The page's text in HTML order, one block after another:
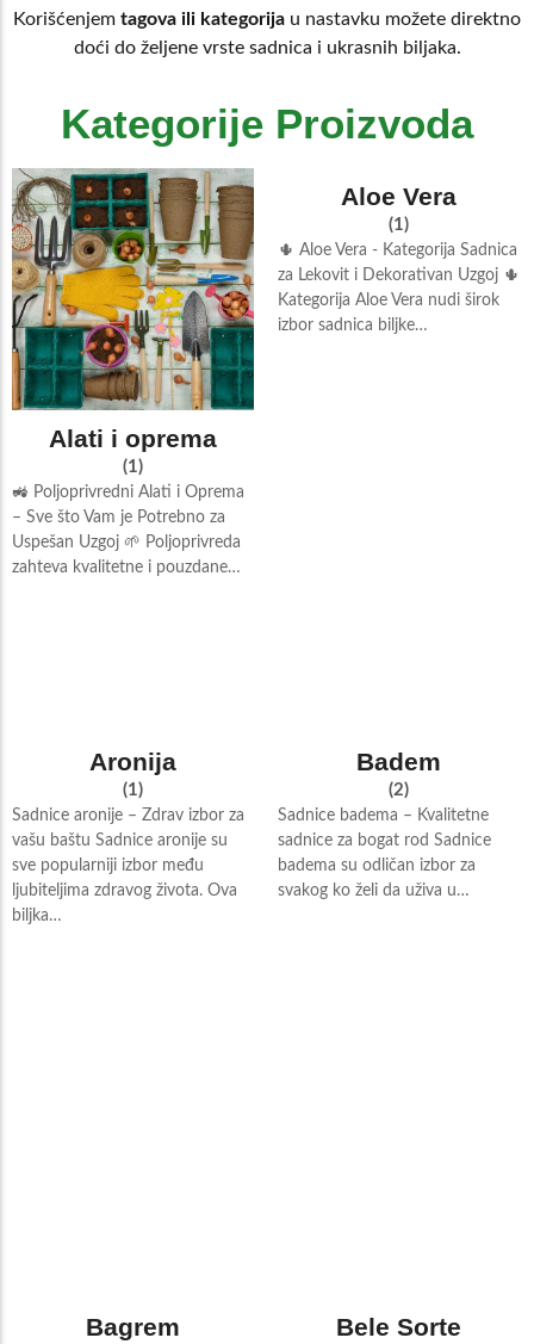
Korišćenjem tagova ili kategorija u nastavku možete direktno
doći do željene vrste sadnica i ukrasnih biljaka.
Kategorije Proizvoda
Alati i oprema
(1)
🚜 Poljoprivredni Alati i Oprema
– Sve što Vam je Potrebno za
Uspešan Uzgoj 🌱 Poljoprivreda
zahteva kvalitetne i pouzdane…
Aloe Vera
(1)
🌵 Aloe Vera - Kategorija Sadnica
za Lekovit i Dekorativan Uzgoj 🌵
Kategorija Aloe Vera nudi širok
izbor sadnica biljke…
Aronija
(1)
Sadnice aronije – Zdrav izbor za
vašu baštu Sadnice aronije su
sve popularniji izbor među
ljubiteljima zdravog života. Ova
biljka…
Badem
(2)
Sadnice badema – Kvalitetne
sadnice za bogat rod Sadnice
badema su odličan izbor za
svakog ko želi da uživa u…
Bagrem Bele Sorte